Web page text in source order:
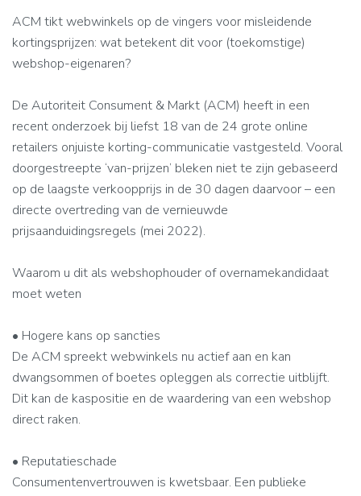
ACM tikt webwinkels op de vingers voor misleidende
kortingsprijzen: wat betekent dit voor (toekomstige)
webshop-eigenaren?
De Autoriteit Consument & Markt (ACM) heeft in een
recent onderzoek bij liefst 18 van de 24 grote online
retailers onjuiste korting-communicatie vastgesteld. Vooral
doorgestreepte ‘van-prijzen’ bleken niet te zijn gebaseerd
op de laagste verkoopprijs in de 30 dagen daarvoor – een
directe overtreding van de vernieuwde
prijsaanduidingsregels (mei 2022).
Waarom u dit als webshop­houder of overname­kandidaat
moet weten
• Hogere kans op sancties
De ACM spreekt webwinkels nu actief aan en kan
dwangsommen of boetes opleggen als correctie uitblijft.
Dit kan de kaspositie en de waardering van een webshop
direct raken.
• Reputatieschade
Consumentenvertrouwen is kwetsbaar. Een publieke